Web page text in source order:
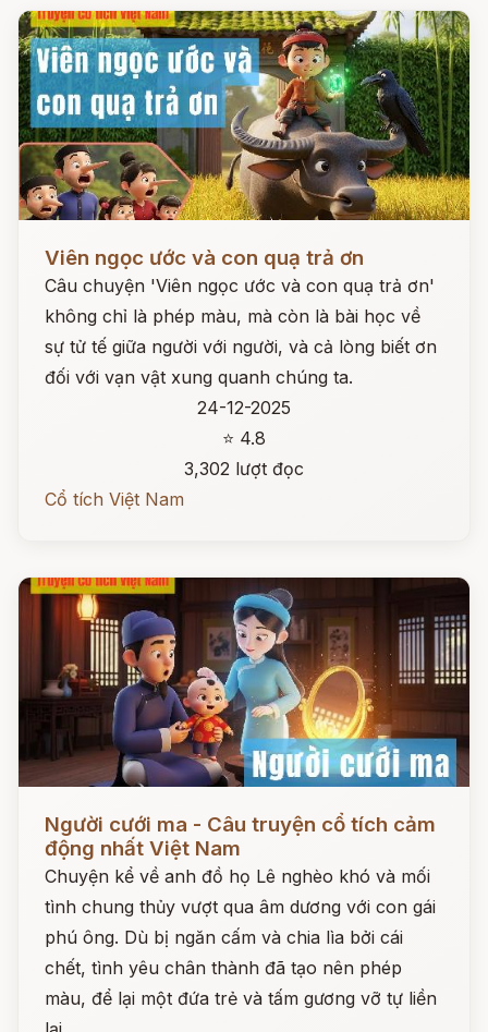
Viên ngọc ước và con quạ trả ơn
Câu chuyện 'Viên ngọc ước và con quạ trả ơn'
không chỉ là phép màu, mà còn là bài học về
sự tử tế giữa người với người, và cả lòng biết ơn
đối với vạn vật xung quanh chúng ta.
24-12-2025
⭐ 4.8
3,302 lượt đọc
Cổ tích Việt Nam
Người cưới ma - Câu truyện cổ tích cảm
động nhất Việt Nam
Chuyện kể về anh đồ họ Lê nghèo khó và mối
tình chung thủy vượt qua âm dương với con gái
phú ông. Dù bị ngăn cấm và chia lìa bởi cái
chết, tình yêu chân thành đã tạo nên phép
màu, để lại một đứa trẻ và tấm gương vỡ tự liền